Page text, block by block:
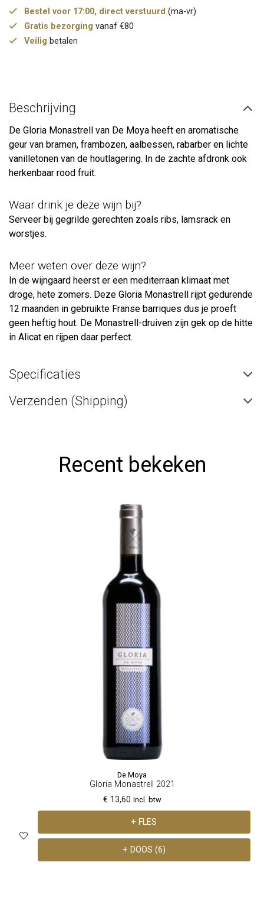
Bestel voor 17:00, direct verstuurd (ma-vr)
Gratis bezorging vanaf €80
Veilig betalen
Beschrijving
De Gloria Monastrell van De Moya heeft en aromatische
geur van bramen, frambozen, aalbessen, rabarber en lichte
vanilletonen van de houtlagering. In de zachte afdronk ook
herkenbaar rood fruit.
Waar drink je deze wijn bij?
Serveer bij gegrilde gerechten zoals ribs, lamsrack en
worstjes.
Meer weten over deze wijn?
In de wijngaard heerst er een mediterraan klimaat met
droge, hete zomers. Deze Gloria Monastrell rijpt gedurende
12 maanden in gebruikte Franse barriques dus je proeft
geen heftig hout. De Monastrell-druiven zijn gek op de hitte
in Alicat en rijpen daar perfect.
Specificaties
Verzenden (Shipping)
Recent bekeken
De Moya
Gloria Monastrell 2021
€ 13,60 Incl. btw
+ FLES
+ DOOS (6)